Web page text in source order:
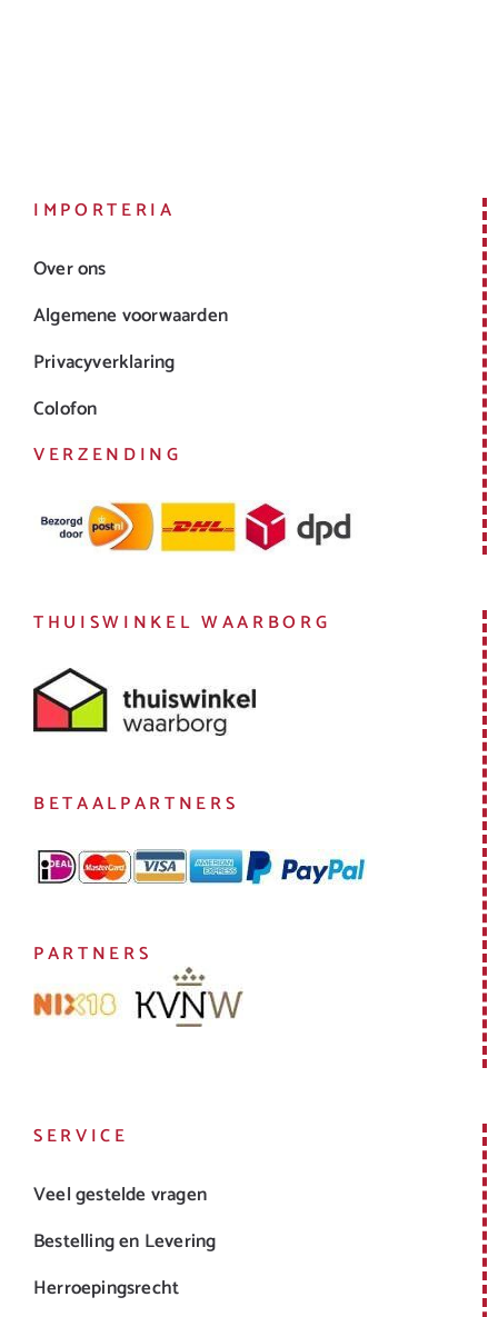
IMPORTERIA
Over ons
Algemene voorwaarden
Privacyverklaring
Colofon
VERZENDING
THUISWINKEL WAARBORG
BETAALPARTNERS
PARTNERS
SERVICE
Veel gestelde vragen
Bestelling en Levering
Herroepingsrecht